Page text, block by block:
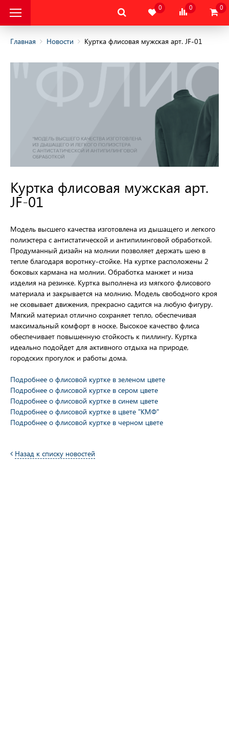
Защиты Рук
Защиты
защиты от
с высоты
0 0 0
Главная Новости Куртка флисовая мужская арт. JF-01
Куртка флисовая мужская арт.
JF-01
Модель высшего качества изготовлена из дышащего и легкого
полиэстера с антистатической и антипилинговой обработкой.
Продуманный дизайн на молнии позволяет держать шею в
тепле благодаря воротнку-стойке. На куртке расположены 2
боковых кармана на молнии. Обработка манжет и низа
изделия на резинке. Куртка выполнена из мягкого флисового
материала и закрывается на молнию. Модель свободного кроя
не сковывает движения, прекрасно садится на любую фигуру.
Мягкий материал отлично сохраняет тепло, обеспечивая
максимальный комфорт в носке. Высокое качество флиса
обеспечивает повышенную стойкость к пиллингу. Куртка
идеально подойдет для активного отдыха на природе,
городских прогулок и работы дома.
Подробнее о флисовой куртке в зеленом цвете
Подробнее о флисовой куртке в сером цвете
Подробнее о флисовой куртке в синем цвете
Подробнее о флисовой куртке в цвете "КМФ"
Подробнее о флисовой куртке в черном цвете
Назад к списку новостей